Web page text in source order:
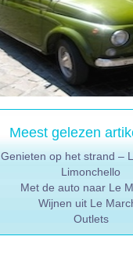
Meest gelezen
Genieten op het strand –
Limonchello
Met de auto naar Le
Wijnen uit Le
Outlets